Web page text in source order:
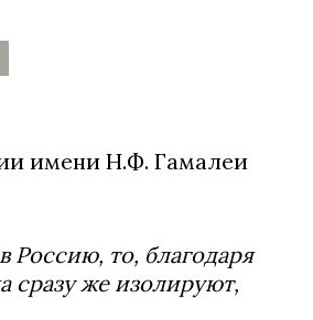
имени Н.Ф. Гамалеи
Россию, то, благодаря
сразу же изолируют,